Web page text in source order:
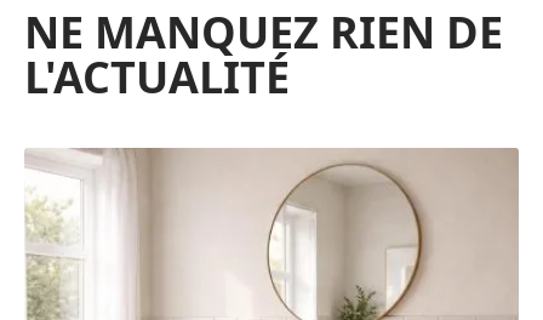
NE MANQUEZ RIEN DE
L'ACTUALITÉ